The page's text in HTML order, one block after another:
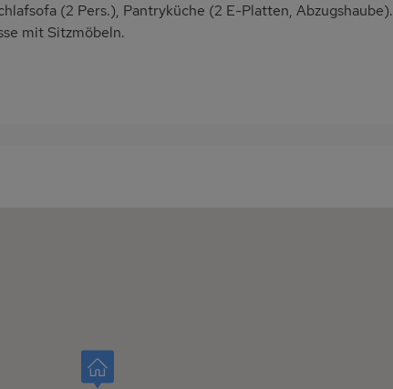
(2 Pers.), Pantryküche (2 E-Platten, Abzugshaube).
mit Sitzmöbeln.